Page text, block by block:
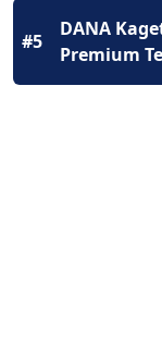
#5
DANA
Premium